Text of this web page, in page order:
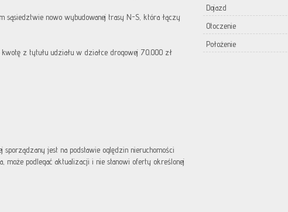
sąsiedztwie nowo wybudowanej trasy N-S, która łączy
z tytułu udziału w działce drogowej 70.000 zł
jest na podstawie oględzin nieruchomości
może podlegać aktualizacji i nie stanowi oferty określonej
Dojazd
Otoczenie
Położenie